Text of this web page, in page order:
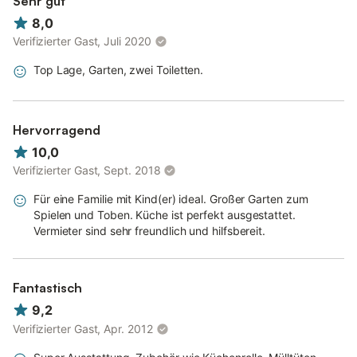
Bett- und Handtuchwäsche kann für 14,00 EUR pro Person
gemietet werden, Nichtraucherwohnung, WLAN frei verfügbar,
Babyhochstuhl vorhanden, Parkplatz am Haus, Spielplatz auf
sind leider nicht gestattet.
mitbestellen. Nachträgliche Bestellungen sind leider nicht
mehr möglich.
8,0
Verifizierter Gast, Juli 2020
Top Lage, Garten, zwei Toiletten.
Hervorragend
10,0
Verifizierter Gast, Sept. 2018
Für eine Familie mit Kind(er) ideal. Großer Garten zum
Spielen und Toben. Küche ist perfekt ausgestattet.
Vermieter sind sehr freundlich und hilfsbereit.
Fantastisch
9,2
Verifizierter Gast, Apr. 2012